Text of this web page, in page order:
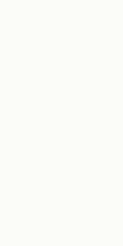
De « Grande
beide
een andere
Traversées
knooppunten
de « Grande
aangegeven op